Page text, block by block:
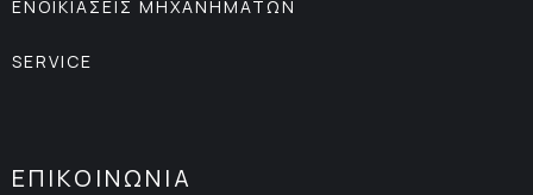
ΕΝΟΙΚΙΑΣΕΙΣ ΜΗΧΑΝΗΜΑΤΩΝ
SERVICE
ΕΠΙΚΟΙΝΩΝΙΑ